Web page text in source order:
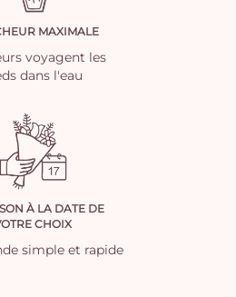
MAXIMALE
voyagent les
dans l'eau
À LA DATE DE
CHOIX
simple et rapide